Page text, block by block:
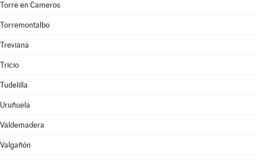
Torre en Cameros
Torremontalbo
Treviana
Tricio
Tudelilla
Uruñuela
Valdemadera
Valgañón